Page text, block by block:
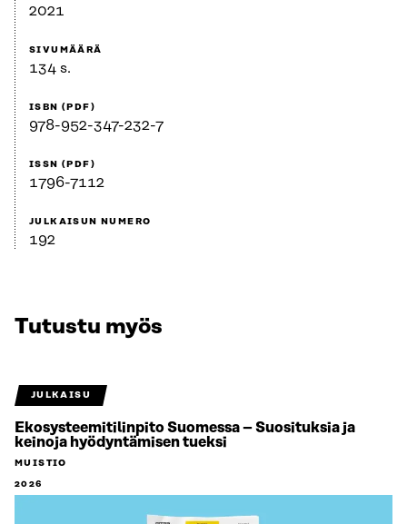
2021
SIVUMÄÄRÄ
134 s.
ISBN (PDF)
978-952-347-232-7
ISSN (PDF)
1796-7112
JULKAISUN NUMERO
192
Tutustu myös
JULKAISU
Ekosysteemitilinpito Suomessa – Suosituksia ja
keinoja hyödyntämisen tueksi
MUISTIO
2026